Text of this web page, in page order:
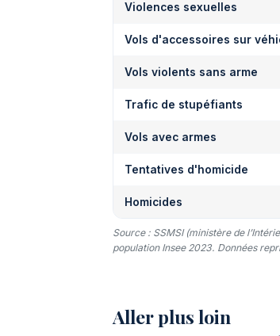
Violences sexuelles
Vols d'accessoires sur
Vols violents sans arme
Trafic de stupéfiants
Vols avec armes
Tentatives d'homicide
Homicides
Source : SSMSI (ministère de
population Insee 2023. Données
Aller plus loin